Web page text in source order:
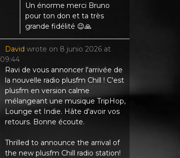
Un énorme merci Bruno
pour ton don et ta très
grande fidélité 😉🙏
David wrote on 8 junio 2026 at
09:44
Ravi de vous annoncer l'arrivée de
la nouvelle radio plusfm Chill ! C'est
plusfm en version calme
mélangeant une musique TripHop,
Lounge et Indie. Hâte d'avoir vos
retours. Bonne écoute.
Thrilled to announce the arrival of
the new plusfm Chill radio station!